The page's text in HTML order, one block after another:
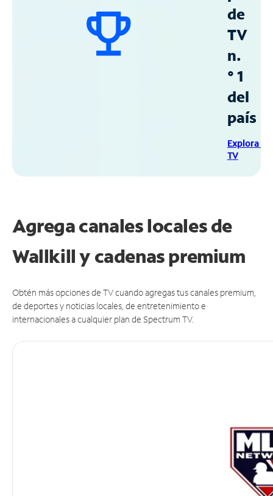
de
TV
n.
° 1
del
país
Explora
TV
Agrega canales locales de
Wallkill y cadenas premium
Obtén más opciones de TV cuando agregas tus canales premium,
de deportes y noticias locales, de entretenimiento e
internacionales a cualquier plan de Spectrum TV.